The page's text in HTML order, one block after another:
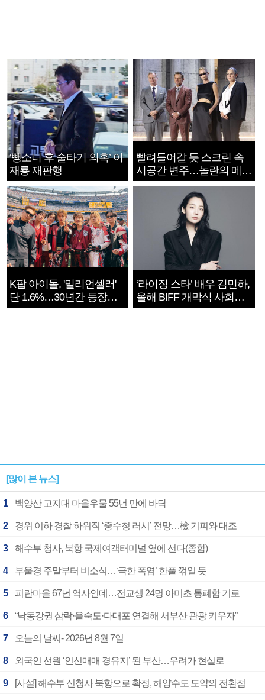
‘뺑소니 후 술타기 의혹’ 이
재룡 재판행
빨려들어갈 듯 스크린 속
시공간 변주…놀란의 메시
지는 ‘전쟁 속죄’
K팝 아이돌, '밀리언셀러'
단 1.6%…30년간 등장
1182개팀 전수조사
‘라이징 스타’ 배우 김민하,
올해 BIFF 개막식 사회자
확정
[많이 본 뉴스]
1 백양산 고지대 마을우물 55년 만에 바닥
2 경위 이하 경찰 하위직 ‘중수청 러시’ 전망…檢 기피와 대조
3 해수부 청사, 북항 국제여객터미널 옆에 선다(종합)
4 부울경 주말부터 비소식…‘극한 폭염’ 한풀 꺾일 듯
5 피란마을 67년 역사인데…전교생 24명 아미초 통폐합 기로
6 “낙동강권 삼락·을숙도·다대포 연결해 서부산 관광 키우자”
7 오늘의 날씨- 2026년 8월 7일
8 외국인 선원 ‘인신매매 경유지’ 된 부산…우려가 현실로
9 [사설] 해수부 신청사 북항으로 확정, 해양수도 도약의 전환점